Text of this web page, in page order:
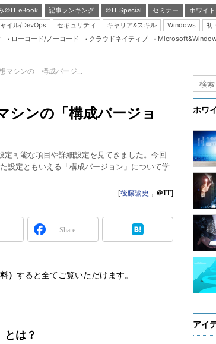
＠IT eBook 記事ランキング ＠IT Special セミナー
ホワイ
イル/DevOps セキュリティ キャリア&スキル Windows
初
Server & Storage
Java Agile
Database Expert
Linux ＆ OSS
Master of IP Network
Security & Trust
Test & Tools
ローコード/ノーコード クラウドネイティブ
マシンの「構成バージ...
シンの「構成バージョ
可能な項目や詳細設定を見てきました。今回
設定ともいえる「構成バージョン」について学
[後藤諭史 ， ＠IT]
Share
） すると全てご覧いただけます。
とは？
ホワ
アイ